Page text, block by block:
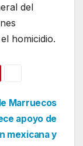
del
homicidio.
Marruecos
apoyo de
mexicana y